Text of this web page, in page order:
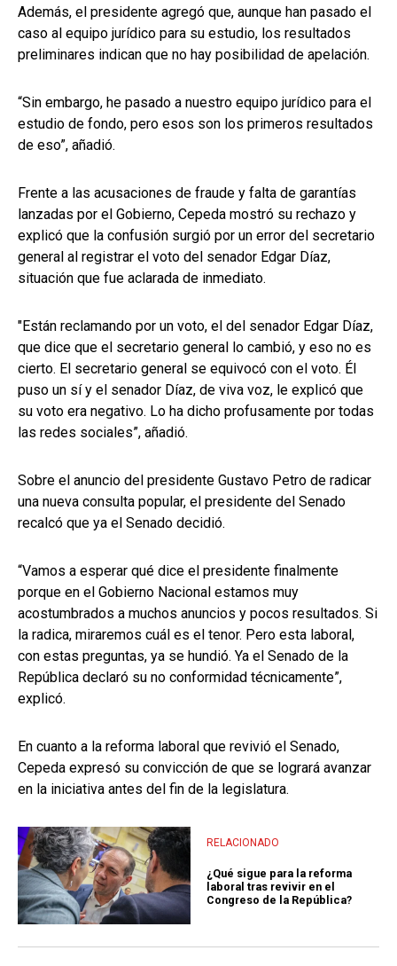
Además, el presidente agregó que, aunque han pasado el
caso al equipo jurídico para su estudio, los resultados
preliminares indican que no hay posibilidad de apelación.
“Sin embargo, he pasado a nuestro equipo jurídico para el
estudio de fondo, pero esos son los primeros resultados
de eso”, añadió.
Frente a las acusaciones de fraude y falta de garantías
lanzadas por el Gobierno, Cepeda mostró su rechazo y
explicó que la confusión surgió por un error del secretario
general al registrar el voto del senador Edgar Díaz,
situación que fue aclarada de inmediato.
"Están reclamando por un voto, el del senador Edgar Díaz,
que dice que el secretario general lo cambió, y eso no es
cierto. El secretario general se equivocó con el voto. Él
puso un sí y el senador Díaz, de viva voz, le explicó que
su voto era negativo. Lo ha dicho profusamente por todas
las redes sociales”, añadió.
Sobre el anuncio del presidente Gustavo Petro de radicar
una nueva consulta popular, el presidente del Senado
recalcó que ya el Senado decidió.
“Vamos a esperar qué dice el presidente finalmente
porque en el Gobierno Nacional estamos muy
acostumbrados a muchos anuncios y pocos resultados. Si
la radica, miraremos cuál es el tenor. Pero esta laboral,
con estas preguntas, ya se hundió. Ya el Senado de la
República declaró su no conformidad técnicamente”,
explicó.
En cuanto a la reforma laboral que revivió el Senado,
Cepeda expresó su convicción de que se logrará avanzar
en la iniciativa antes del fin de la legislatura.
RELACIONADO
¿Qué sigue para la reforma
laboral tras revivir en el
Congreso de la República?